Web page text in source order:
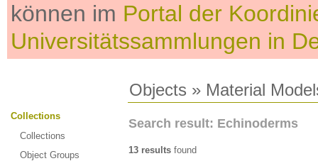
können im Portal der
Universitätssammlungen in
Objects » Material
Collections
Collections
Object Groups
Search result: Echinoderms
13 results found